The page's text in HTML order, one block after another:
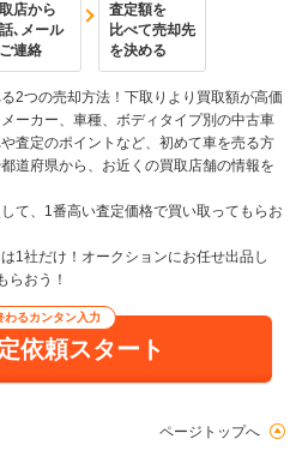
店から
､メール
連絡
査定額を
比べて売却先
を決める
2つの売却方法！下取りより買取額が高価
ーカー、車種、ボディタイプ別の中古車
査定のポイントなど、初めて車を売る方
道府県から、お近くの買取店舗の情報を
て、1番高い査定価格で買い取ってもらお
1社だけ！オークションにお任せ出品し
らおう！
わるカンタン入力
依頼スタート
ページトップへ